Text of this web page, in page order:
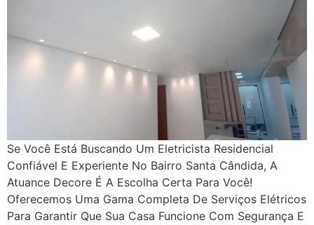
Se Você Está Buscando Um Eletricista Residencial
Confiável E Experiente No Bairro Santa Cândida, A
Atuance Decore É A Escolha Certa Para Você!
Oferecemos Uma Gama Completa De Serviços Elétricos
Para Garantir Que Sua Casa Funcione Com Segurança E